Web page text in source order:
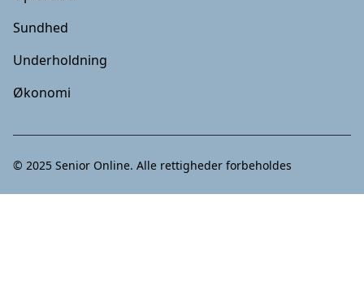
Sundhed
Underholdning
Økonomi
© 2025 Senior Online. Alle rettigheder forbeholdes